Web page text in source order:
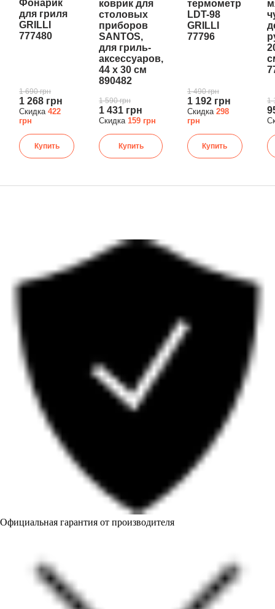
Фонарик
для гриля
GRILLI
777480
1 690 грн
1 268 грн
Скидка422
грн
Купить
коврик для
столовых
приборов
SANTOS,
для гриль-
аксессуаров,
44 х 30 см
890482
1 590 грн
1 431 грн
Скидка159 грн
Купить
термометр
LDT-98
GRILLI
77796
1 490 грн
1 192 грн
Скидка 298
грн
Купить
1
Официальная гарантия от производителя